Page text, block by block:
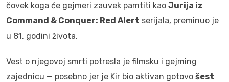
čovek koga će gejmeri zauvek pamtiti kao Jurija iz
Command & Conquer: Red Alert serijala, preminuo je
u 81. godini života.
Vest o njegovoj smrti potresla je filmsku i gejming
zajednicu — posebno jer je Kir bio aktivan gotovo šest